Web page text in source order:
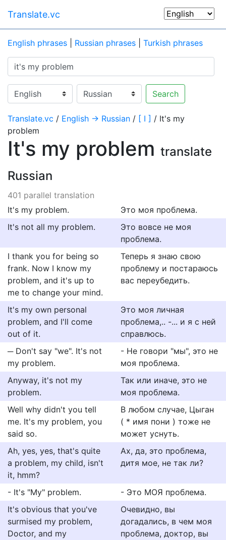
Translate.vc
English phrases Russian phrases Turkish phrases
Search
Translate.vc / English → Russian / [ I ] / It's my
problem
It's my problem translate
Russian
401 parallel translation
It's my problem.
Это моя проблема.
It's not all my problem.
Это вовсе не моя
проблема.
I thank you for being so
frank. Now I know my
problem, and it's up to
me to change your mind.
Теперь я знаю свою
проблему и постараюсь
вас переубедить.
It's my own personal
problem, and I'll come
out of it.
Это моя личная
проблема,.. -... и я с ней
справлюсь.
─ Don't say "we". It's not
my problem.
- Не говори "мы", это не
моя проблема.
Anyway, it's not my
problem.
Так или иначе, это не
моя проблема.
Well why didn't you tell
me. It's my problem, you
said so.
В любом случае, Цыган
( * имя пони ) тоже не
может уснуть.
Ah, yes, yes, that's quite
a problem, my child, isn't
it, hmm?
Ах, да, это проблема,
дитя мое, не так ли?
- It's "My" problem.
- Это МОЯ проблема.
It's obvious that you've
surmised my problem,
Doctor, and my
Очевидно, вы
догадались, в чем моя
проблема, доктор, вы